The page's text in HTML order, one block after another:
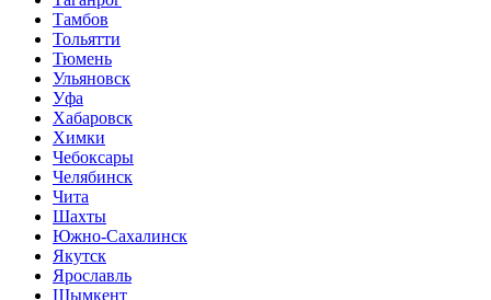
Тамбов
Тольятти
Тюмень
Ульяновск
Уфа
Хабаровск
Химки
Чебоксары
Челябинск
Чита
Шахты
Южно-Сахалинск
Якутск
Ярославль
Шымкент